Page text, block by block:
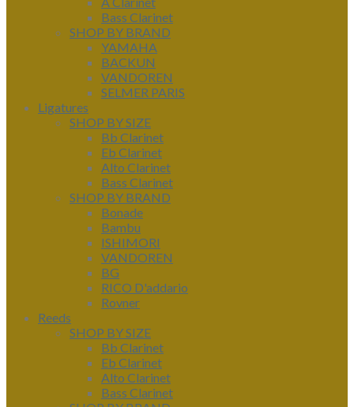
Bass Clarinet
SHOP BY BRAND
YAMAHA
BACKUN
VANDOREN
SELMER PARIS
Ligatures
SHOP BY SIZE
Bb Clarinet
Eb Clarinet
Alto Clarinet
Bass Clarinet
SHOP BY BRAND
Bonade
Bambu
ISHIMORI
VANDOREN
BG
RICO D'addario
Rovner
Reeds
SHOP BY SIZE
Bb Clarinet
Eb Clarinet
Alto Clarinet
Bass Clarinet